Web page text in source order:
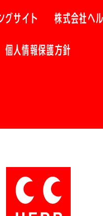
グサイト 株式会社ヘ
個人情報保護方針